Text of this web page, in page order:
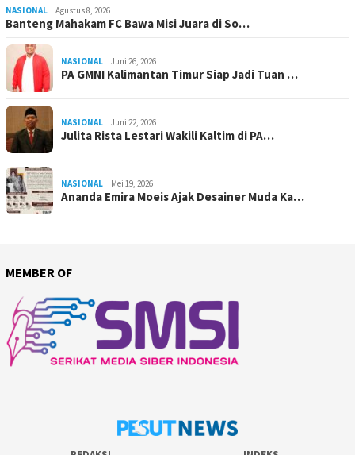
NASIONAL Agustus 8, 2026
Banteng Mahakam FC Bawa Misi Juara di So…
NASIONAL Juni 26, 2026
PA GMNI Kalimantan Timur Siap Jadi Tuan …
NASIONAL Juni 22, 2026
Julita Rista Lestari Wakili Kaltim di PA…
NASIONAL Mei 19, 2026
Ananda Emira Moeis Ajak Desainer Muda Ka…
MEMBER OF